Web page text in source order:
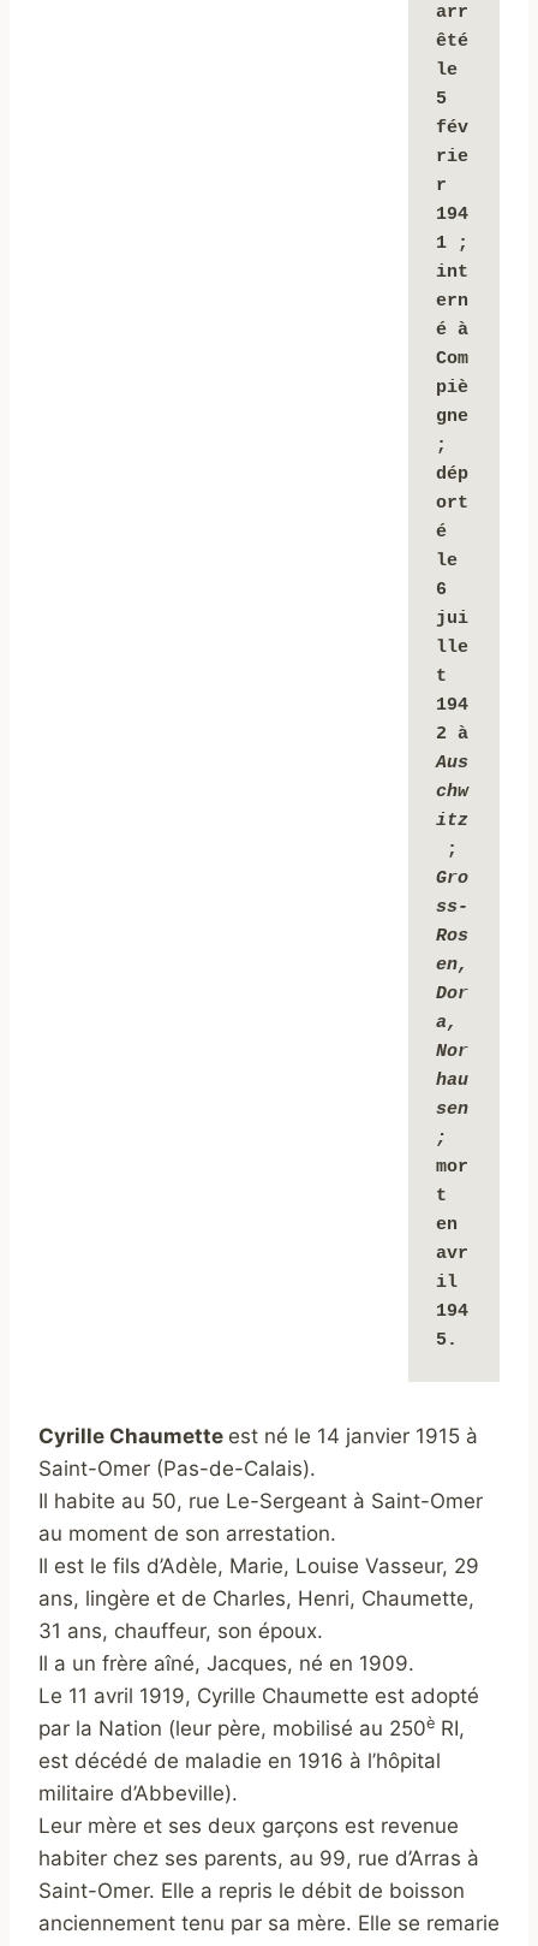
arr
êté
le
5
fév
rie
r
194
1 ;
int
ern
é à
Com
piè
gne
;
dép
ort
é
le
6
jui
lle
t
194
2 à
Aus
chw
itz
Gro
ss-
Ros
en,
Dor
a,
Nor
hau
sen
;
mor
t
en
avr
il
194
5.
Cyrille Chaumette est né le 14 janvier 1915 à
Saint-Omer (Pas-de-Calais).
Il habite au 50, rue Le-Sergeant à Saint-Omer
au moment de son arrestation.
Il est le fils d’Adèle, Marie, Louise Vasseur, 29
ans, lingère et de Charles, Henri, Chaumette,
31 ans, chauffeur, son époux.
Il a un frère aîné, Jacques, né en 1909.
Le 11 avril 1919, Cyrille Chaumette est adopté
par la Nation (leur père, mobilisé au 250è RI,
est décédé de maladie en 1916 à l’hôpital
militaire d’Abbeville).
Leur mère et ses deux garçons est revenue
habiter chez ses parents, au 99, rue d’Arras à
Saint-Omer. Elle a repris le débit de boisson
anciennement tenu par sa mère. Elle se remarie